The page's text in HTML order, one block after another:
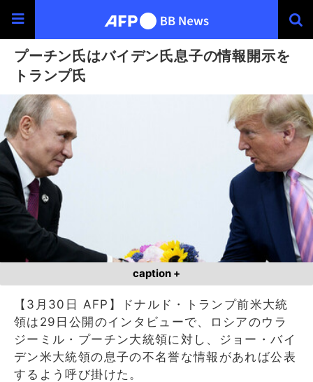
プーチン氏はバイデン氏息子の情報開示を
トランプ氏
caption +
【3月30日 AFP】ドナルド・トランプ前米大統
領は29日公開のインタビューで、ロシアのウラ
ジーミル・プーチン大統領に対し、ジョー・バイ
デン米大統領の息子の不名誉な情報があれば公表
するよう呼び掛けた。